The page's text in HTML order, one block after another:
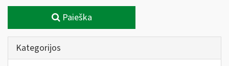
Paieška
Kategorijos